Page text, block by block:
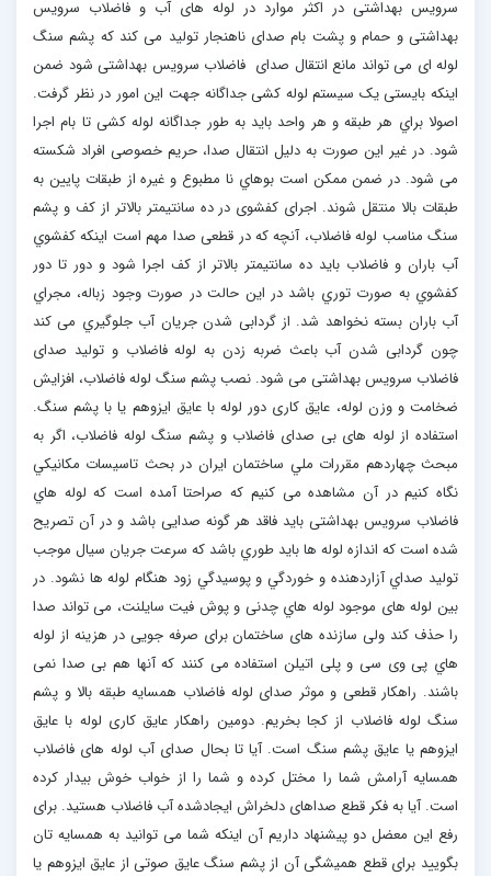
سرویس بهداشتی در اکثر موارد در لوله های آب و فاضلاب سرویس
بهداشتی و حمام و پشت بام صدای ناهنجار تولید می کند که پشم سنگ
لوله ای می تواند مانع انتقال صدای فاضلاب سرویس بهداشتی شود ضمن
اینکه بایستی یک سیستم لوله کشی جداگانه جهت این امور در نظر گرفت.
اصولا براي هر طبقه و هر واحد باید به طور جداگانه لوله کشی تا بام اجرا
شود. در غیر این صورت به دلیل انتقال صدا، حریم خصوصی افراد شکسته
می شود. در ضمن ممکن است بوهاي نا مطبوع و غیره از طبقات پایین به
طبقات بالا منتقل شوند. اجرای کفشوی در ده سانتیمتر بالاتر از کف و پشم
سنگ مناسب لوله فاضلاب، آنچه که در قطعی صدا مهم است اینکه کفشوي
آب باران و فاضلاب باید ده سانتیمتر بالاتر از کف اجرا شود و دور تا دور
کفشوي به صورت توري باشد در این حالت در صورت وجود زباله، مجراي
آب باران بسته نخواهد شد. از گردابی شدن جریان آب جلوگیري می کند
چون گردابی شدن آب باعث ضربه زدن به لوله فاضلاب و تولید صدای
فاضلاب سرویس بهداشتی می شود. نصب پشم سنگ لوله فاضلاب، افزایش
ضخامت و وزن لوله، عایق کاری دور لوله با عایق ایزوهم یا با پشم سنگ.
استفاده از لوله های بی صدای فاضلاب و پشم سنگ لوله فاضلاب، اگر به
مبحث چهاردهم مقررات ملي ساختمان ايران در بحث تاسيسات مكانيكي
نگاه کنیم در آن مشاهده می کنیم که صراحتا آمده است که لوله هاي
فاضلاب سرویس بهداشتی باید فاقد هر گونه صدایی باشد و در آن تصریح
شده است که اندازه لوله ها بايد طوري باشد كه سرعت جريان سیال موجب
توليد صداي آزاردهنده و خوردگي و پوسيدگي زود هنگام لوله ها نشود. در
بین لوله های موجود لوله هاي چدنی و پوش فیت سایلنت، می تواند صدا
را حذف کند ولی سازنده های ساختمان برای صرفه جویی در هزینه از لوله
هاي پی وی سی و پلی اتیلن استفاده می کنند که آنها هم بی صدا نمی
باشند. راهکار قطعی و موثر صدای لوله فاضلاب همسایه طبقه بالا و پشم
سنگ لوله فاضلاب از کجا بخریم. دومین راهکار عایق کاری لوله با عایق
ایزوهم یا عایق پشم سنگ است. آیا تا بحال صدای آب لوله های فاضلاب
همسایه آرامش شما را مختل کرده و شما را از خواب خوش بیدار کرده
است. آیا به فکر قطع صداهای دلخراش ایجادشده آب فاضلاب هستید. برای
رفع این معضل دو پیشنهاد داریم آن اینکه شما می توانید به همسایه تان
بگویید برای قطع همیشگی آن از پشم سنگ عایق صوتی از عایق ایزوهم یا